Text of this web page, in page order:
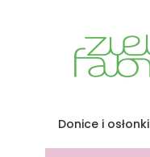
Donice i osłonki